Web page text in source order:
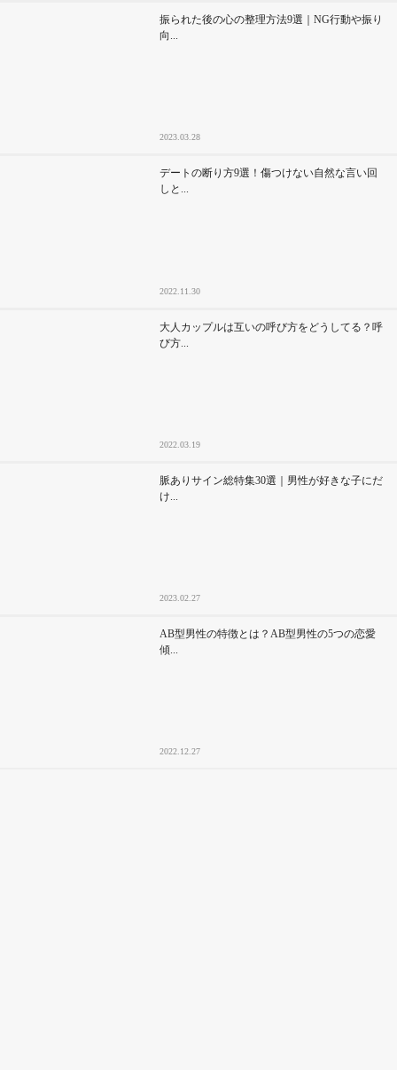
振られた後の心の整理方法9選｜NG行動や振り
向...
2023.03.28
デートの断り方9選！傷つけない自然な言い回
しと...
2022.11.30
大人カップルは互いの呼び方をどうしてる？呼
び方...
2022.03.19
脈ありサイン総特集30選｜男性が好きな子にだ
け...
2023.02.27
AB型男性の特徴とは？AB型男性の5つの恋愛
傾...
2022.12.27